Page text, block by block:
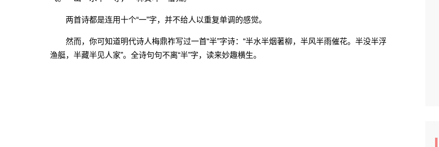
两首诗都是连用十个“一”字，并不给人以重复单调的感觉。
然而，你可知道明代诗人梅鼎祚写过一首“半”字诗：“半水半烟著柳，半风半雨催花。半没半浮
渔艇，半藏半见人家”。全诗句句不离“半”字，读来妙趣横生。